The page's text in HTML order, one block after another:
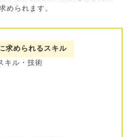
められます。
求められるスキル
キル・技術